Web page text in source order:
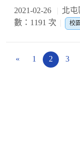
2021-02-26 北屯
數：1191 次
校
« 1 2 3